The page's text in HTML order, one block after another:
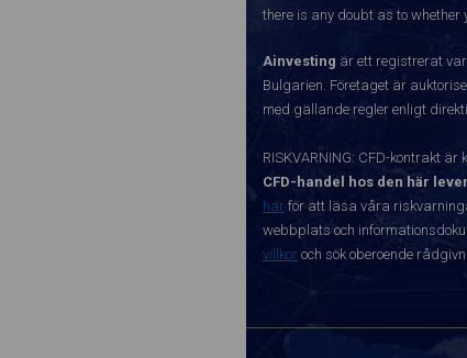
there is any doubt as to whether
Ainvesting är ett registrerat
Bulgarien. Företaget är
med gällande regler enligt
RISKVARNING: CFD-kontrakt
CFD-handel hos den här
här för att läsa våra
webbplats och
villkor och sök oberoende